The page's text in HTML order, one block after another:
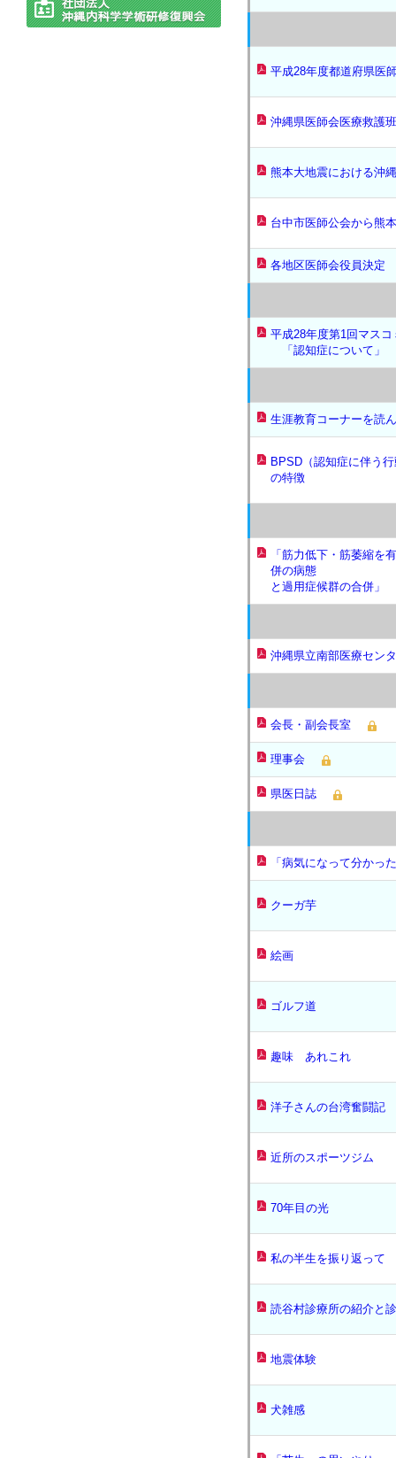
平成28年度都道府県医
沖縄県医師会医療救護
熊本大地震における沖
台中市医師公会から熊
各地区医師会役員決定
平成28年度第1回マス
「認知症について」
生涯教育コーナーを読
BPSD（認知症に伴う
の特徴
「筋力低下・筋萎縮を
併の病態
と過用症候群の合併」
沖縄県立南部医療セン
会長・副会長室
理事会
県医日誌
「病気になって分かっ
クーガ芋
絵画
ゴルフ道
趣味 あれこれ
洋子さんの台湾奮闘記
近所のスポーツジム
70年目の光
私の半生を振り返って
読谷村診療所の紹介と
地震体験
犬雑感